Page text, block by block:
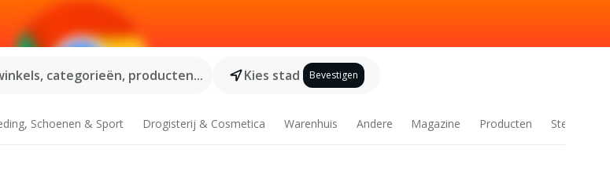
categorieën, producten...
Kies stad Bevestigen
Schoenen & Sport Drogisterij & Cosmetica Warenhuis Andere Magazine Producten Steden